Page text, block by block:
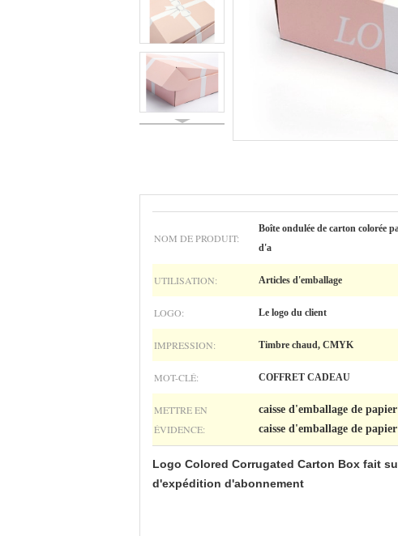
NOM DE PRODUIT:
Boîte ondulée de carton colorée
d'a
UTILISATION: Articles d'emballage
LOGO: Le logo du client
IMPRESSION: Timbre chaud, CMYK
MOT-CLÉ: COFFRET CADEAU
METTRE EN
ÉVIDENCE:
caisse d'emballage de
caisse d'emballage de
Logo Colored Corrugated Carton Box fait
d'expédition d'abonnement